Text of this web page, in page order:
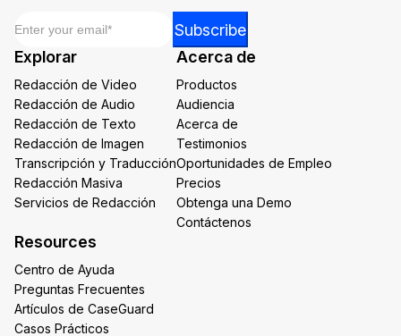
Email
Subscribe
Explorar
Redacción de Video
Redacción de Audio
Redacción de Texto
Redacción de Imagen
Transcripción y Traducción
Redacción Masiva
Servicios de Redacción
Acerca de
Productos
Audiencia
Acerca de
Testimonios
Oportunidades de Empleo
Precios
Obtenga una Demo
Contáctenos
Resources
Centro de Ayuda
Preguntas Frecuentes
Artículos de CaseGuard
Casos Prácticos